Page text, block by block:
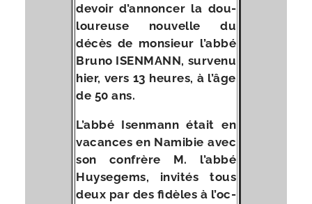
devoir d’an­non­cer la dou­
lou­reuse nou­velle du
décès de mon­sieur l’ab­bé
Bruno ISENMANN, sur­ve­nu
hier, vers 13 heures, à l’âge
de 50 ans.
L’abbé Isenmann était en
vacances en Namibie avec
son confrère M. l’ab­bé
Huysegems, invi­tés tous
deux par des fidèles à l’oc­